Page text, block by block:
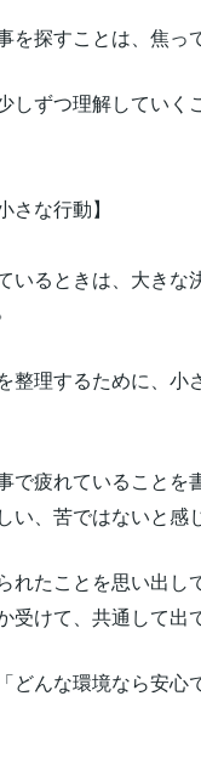
を探すことは、焦っ
しずつ理解していく
さな行動】
いるときは、大きな
整理するために、小
で疲れていることを
い、苦ではないと感
れたことを思い出し
受けて、共通して出
どんな環境なら安心